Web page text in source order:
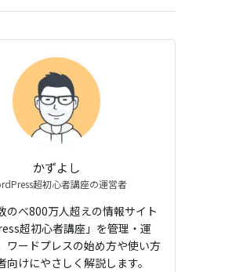
かずよし
超初心者講座の運営者
のべ800万人超えの情報サイト
超初心者講座」を管理・運
ワードプレスの始め方や使い方
向けにやさしく解説します。